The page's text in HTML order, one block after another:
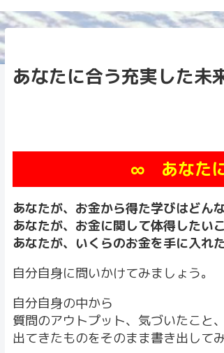
あなたに合う充実した未
∞ あなた
あなたが、お金から得た学びはどん
あなたが、お金に関して体得したい
あなたが、いくらのお金を手に入れ
自分自身に問いかけてみましょう。
自分自身の中から
質問のアウトプット、気づいたこと
出てきたものをそのまま書き出して